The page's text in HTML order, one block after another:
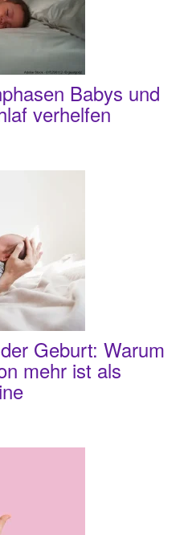
Babys und
verhelfen
Geburt: Warum
mehr ist als